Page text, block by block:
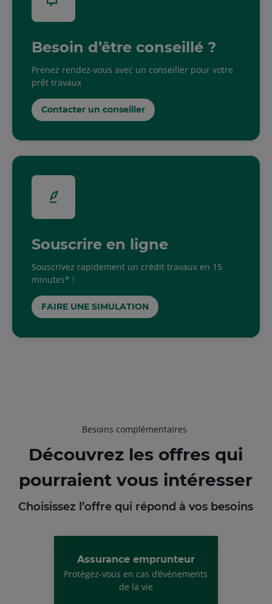
Besoin d’être conseillé ?
Prenez rendez-vous avec un conseiller pour votre
prêt travaux
Contacter un conseiller
Souscrire en ligne
Souscrivez rapidement un crédit travaux en 15
minutes* !
FAIRE UNE SIMULATION
Besoins complémentaires
Découvrez les offres qui
pourraient vous intéresser
Choisissez l’offre qui répond à vos besoins
Assurance emprunteur
Protégez-vous en cas d’événements
de la vie